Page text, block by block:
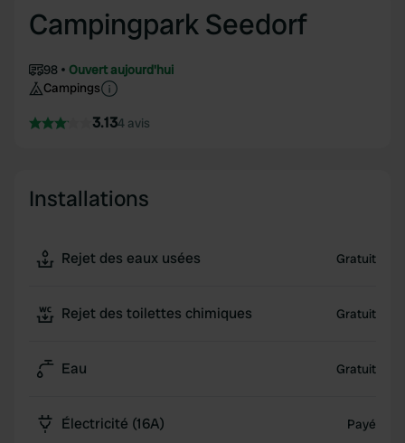
Campingpark Seedorf
98
Ouvert aujourd'hui
Campings
3.134 avis
Installations
Rejet des eaux usées Gratuit
Rejet des toilettes chimiques Gratuit
Eau Gratuit
Électricité (16A) Payé